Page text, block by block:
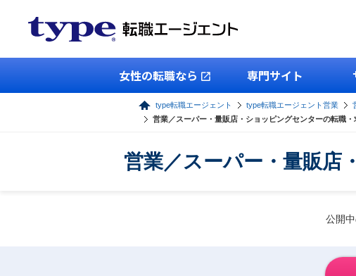
女性の転職なら 専門サイト
type転職エージェント type転職エージェント営業
営業／スーパー・量販店・ショッピングセンターの転職
営業／スーパー・量販店
公開